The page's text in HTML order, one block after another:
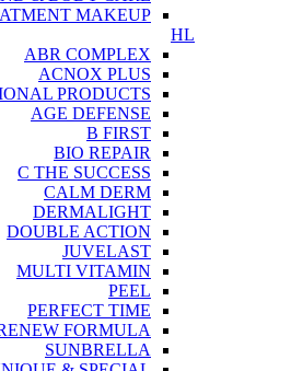
MAKEUP
HL
ABR COMPLEX
ACNOX PLUS
PRODUCTS
AGE DEFENSE
B FIRST
BIO REPAIR
C THE SUCCESS
CALM DERM
DERMALIGHT
DOUBLE ACTION
JUVELAST
MULTI VITAMIN
PEEL
PERFECT TIME
FORMULA
SUNBRELLA